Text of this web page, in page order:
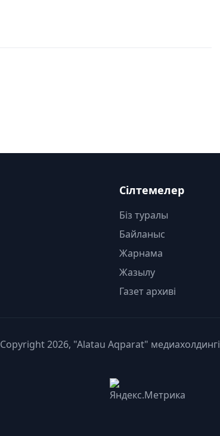
Сілтемелер
Біз туралы
Байланыс
Жарнама
Жазылу
Газет архиві
Copyright 2026, "Alatau Aqparat" медиахолдингі